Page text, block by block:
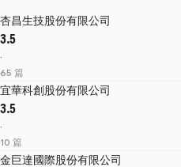
杏昌生技股份有限公司
3.5
·
65 篇
宜華科創股份有限公司
3.5
·
10 篇
金巨達國際股份有限公司